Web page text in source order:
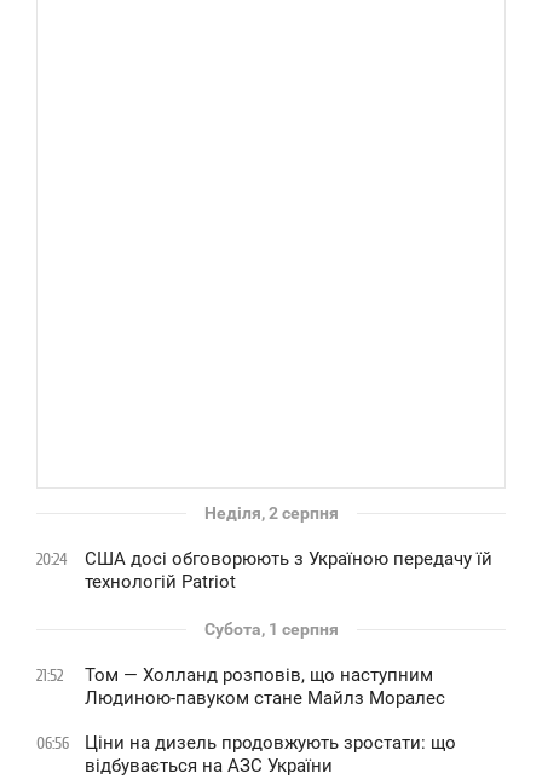
Неділя, 2 серпня
20:24
США досі обговорюють з Україною передачу їй
технологій Patriot
Субота, 1 серпня
21:52
Том — Холланд розповів, що наступним
Людиною-павуком стане Майлз Моралес
06:56
Ціни на дизель продовжують зростати: що
відбувається на АЗС України